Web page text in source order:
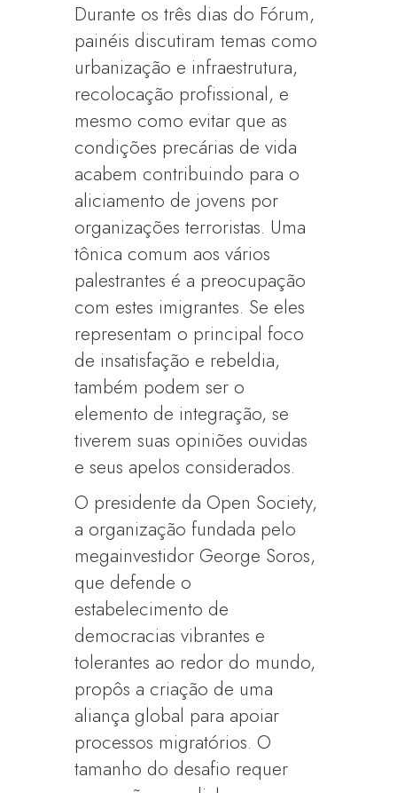
Durante os três dias do Fórum,
painéis discutiram temas como
urbanização e infraestrutura,
recolocação profissional, e
mesmo como evitar que as
condições precárias de vida
acabem contribuindo para o
aliciamento de jovens por
organizações terroristas. Uma
tônica comum aos vários
palestrantes é a preocupação
com estes imigrantes. Se eles
representam o principal foco
de insatisfação e rebeldia,
também podem ser o
elemento de integração, se
tiverem suas opiniões ouvidas
e seus apelos considerados.
O presidente da Open Society,
a organização fundada pelo
megainvestidor George Soros,
que defende o
estabelecimento de
democracias vibrantes e
tolerantes ao redor do mundo,
propôs a criação de uma
aliança global para apoiar
processos migratórios. O
tamanho do desafio requer